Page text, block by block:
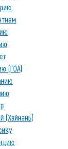
(ГОА)
(Хайнань)